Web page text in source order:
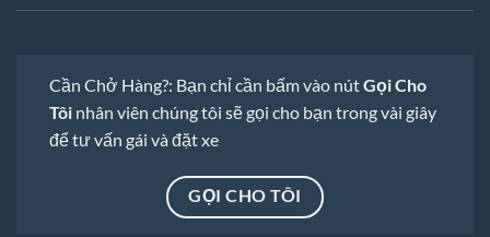
Cần Chở Hàng?: Bạn chỉ cần bấm vào nútGọi Cho
Tôi nhân viên chúng tôi sẽ gọi cho bạn trong vài giây
để tư vấn gái và đặt xe
GỌI CHO TÔI